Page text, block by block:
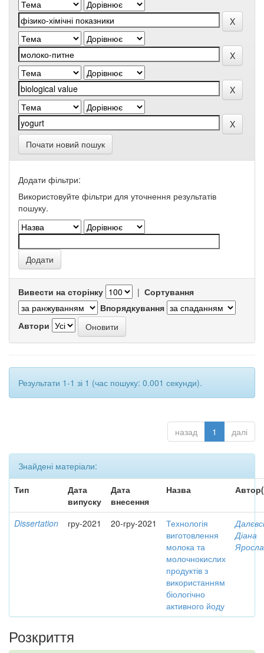
Почати новий пошук
Додати фільтри:
Використовуйте фільтри для уточнення результатів
пошуку.
Вивести на сторінку | Сортування
Впорядкування
Автори
Результати 1-1 зі 1 (час пошуку: 0.001 секунди).
назад 1 далі
Знайдені матеріали:
Тип
Дата
випуску
Дата
внесення
Назва
Dissertation гру-2021 20-гру-2021
Технологія
виготовлення
молока та
молочнокислих
продуктів з
використанням
біологічно
активного йоду
Діана
Розкриття